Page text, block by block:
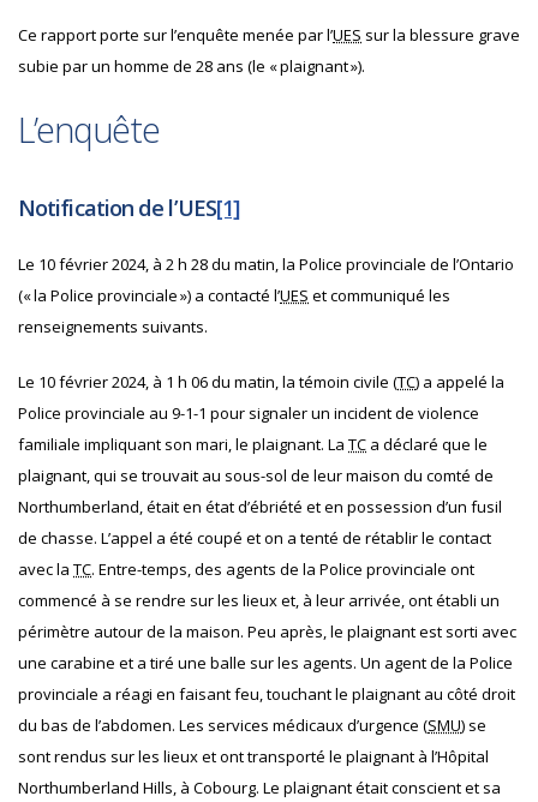
Ce rapport porte sur l’enquête menée par l’UES sur la blessure grave
subie par un homme de 28 ans (le « plaignant »).
L’enquête
Notification de l’UES[1]
Le 10 février 2024, à 2 h 28 du matin, la Police provinciale de l’Ontario
(« la Police provinciale ») a contacté l’UES et communiqué les
renseignements suivants.
Le 10 février 2024, à 1 h 06 du matin, la témoin civile (TC) a appelé la
Police provinciale au 9-1-1 pour signaler un incident de violence
familiale impliquant son mari, le plaignant. La TC a déclaré que le
plaignant, qui se trouvait au sous-sol de leur maison du comté de
Northumberland, était en état d’ébriété et en possession d’un fusil
de chasse. L’appel a été coupé et on a tenté de rétablir le contact
avec la TC. Entre-temps, des agents de la Police provinciale ont
commencé à se rendre sur les lieux et, à leur arrivée, ont établi un
périmètre autour de la maison. Peu après, le plaignant est sorti avec
une carabine et a tiré une balle sur les agents. Un agent de la Police
provinciale a réagi en faisant feu, touchant le plaignant au côté droit
du bas de l’abdomen. Les services médicaux d’urgence (SMU) se
sont rendus sur les lieux et ont transporté le plaignant à l’Hôpital
Northumberland Hills, à Cobourg. Le plaignant était conscient et sa